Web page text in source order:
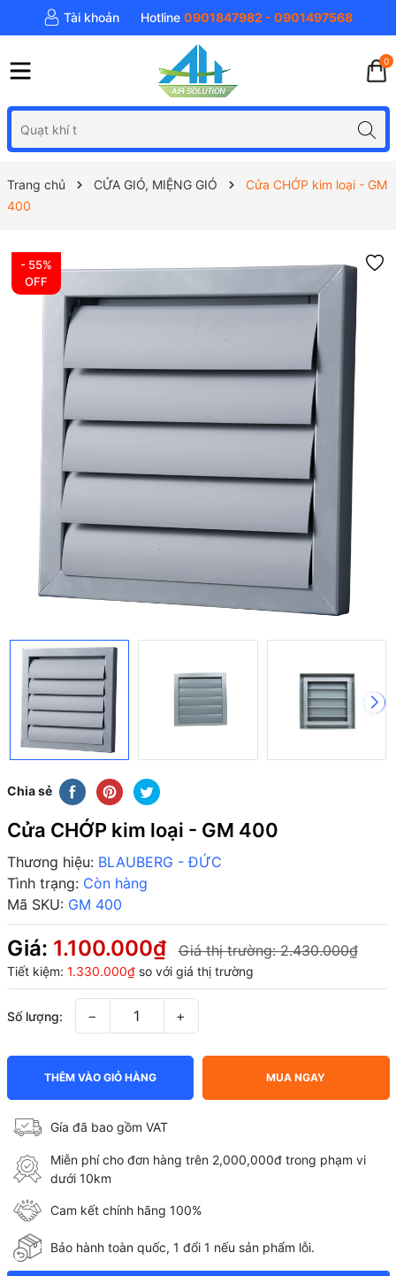
Tài khoản Hotline 0901847982 - 0901497568
0
Trang chủ CỬA GIÓ, MIỆNG GIÓ
Cửa CHỚP kim loại - GM
400
- 55%
OFF
Chia sẻ
Cửa CHỚP kim loại - GM 400
Thương hiệu: BLAUBERG - ĐỨC
Tình trạng: Còn hàng
Mã SKU: GM 400
Giá: 1.100.000₫ Giá thị trường:2.430.000₫
Tiết kiệm: 1.330.000₫so với giá thị trường
Số lượng: − +
THÊM VÀO GIỎ HÀNG MUA NGAY
Gía đã bao gồm VAT
Miễn phí cho đơn hàng trên 2,000,000đ trong phạm vi
dưới 10km
Cam kết chính hãng 100%
Bảo hành toàn quốc, 1 đổi 1 nếu sản phẩm lỗi.